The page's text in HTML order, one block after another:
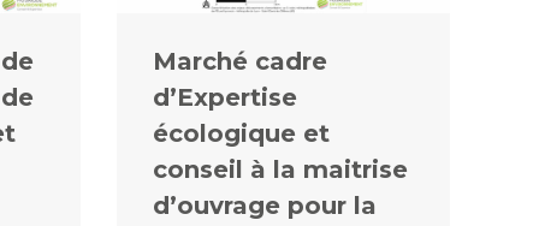
Marché cadre
d’Expertise
écologique et
conseil à la maitrise
d’ouvrage pour la